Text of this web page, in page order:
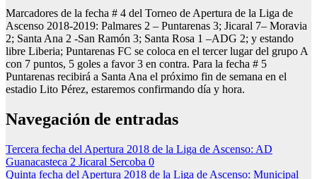
Marcadores de la fecha # 4 del Torneo de Apertura de la Liga de
Ascenso 2018-2019: Palmares 2 – Puntarenas 3; Jicaral 7– Moravia
2; Santa Ana 2 -San Ramón 3; Santa Rosa 1 –ADG 2; y estando
libre Liberia; Puntarenas FC se coloca en el tercer lugar del grupo A
con 7 puntos, 5 goles a favor 3 en contra. Para la fecha # 5
Puntarenas recibirá a Santa Ana el próximo fin de semana en el
estadio Lito Pérez, estaremos confirmando día y hora.
Navegación de entradas
Tercera fecha del Apertura 2018 de la Liga de Ascenso: AD
Guanacasteca 2 Jicaral Sercoba 0
Quinta fecha del Apertura 2018 de la Liga de Ascenso: Municipal